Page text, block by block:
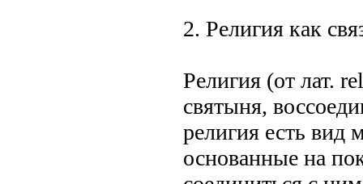
2. Религия как
Религия (от лат.
святыня,
религия есть вид
основанные на